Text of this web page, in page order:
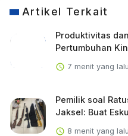
Artikel Terkait
Produktivitas
Pertumbuhan
7 menit yang lalu
Pemilik soal
Jaksel: Buat
8 menit yang lalu